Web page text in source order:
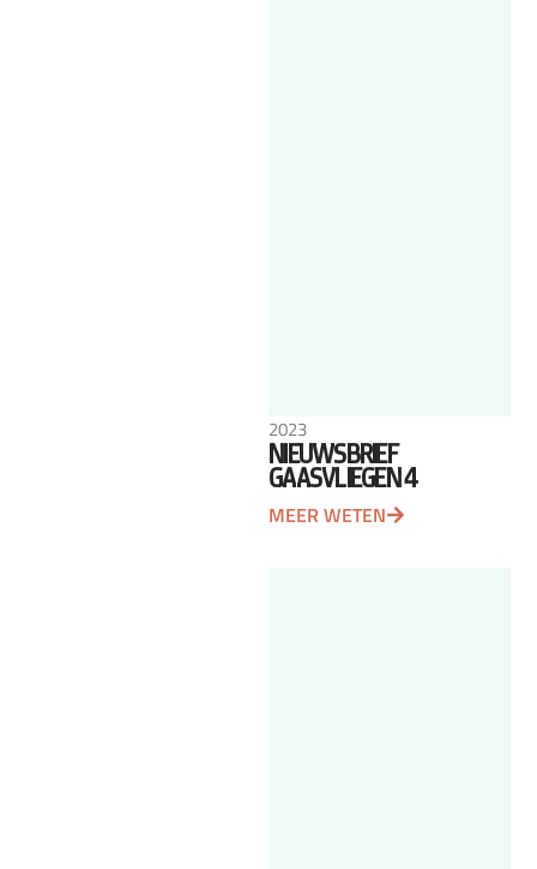
2023
NIEUWSBRIEF
GAASVLIEGEN 4
MEER WETEN